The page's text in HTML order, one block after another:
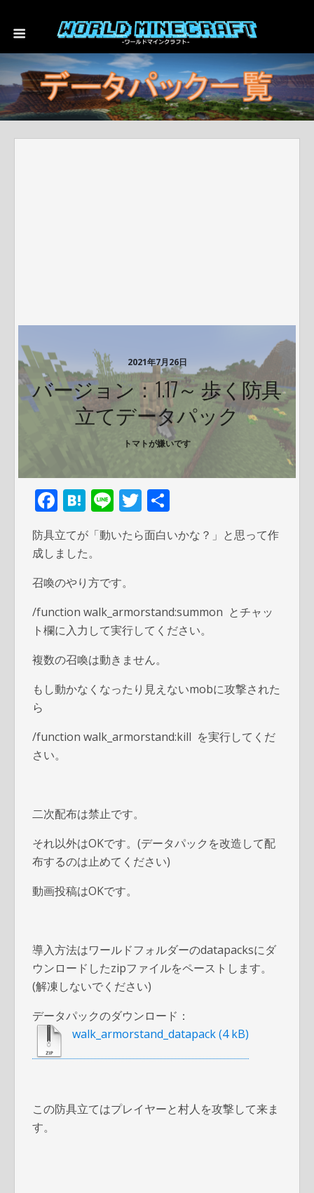
2021年7月26日
バージョン：1.17～ 歩く防具
立てデータパック
トマトが嫌いです
F
ac
e
b
o
o
k
H
at
e
n
a
Li
n
e
T
w
itt
防具立てが「動いたら面白いかな？」と思って作
成しました。
召喚のやり方です。
/function walk_armorstand:summon とチャッ
ト欄に入力して実行してください。
複数の召喚は動きません。
もし動かなくなったり見えないmobに攻撃された
ら
/function walk_armorstand:kill を実行してくだ
さい。
二次配布は禁止です。
それ以外はOKです。(データパックを改造して配
布するのは止めてください)
動画投稿はOKです。
導入方法はワールドフォルダーのdatapacksにダ
ウンロードしたzipファイルをペーストします。
(解凍しないでください)
データパックのダウンロード：
walk_armorstand_datapack
この防具立てはプレイヤーと村人を攻撃して来ま
す。